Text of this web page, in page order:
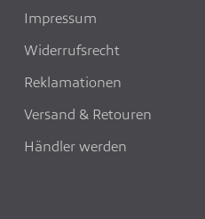
Impressum
Widerrufsrecht
Reklamationen
Versand & Retouren
Händler werden